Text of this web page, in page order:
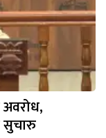
अवरोध,
सुचारु